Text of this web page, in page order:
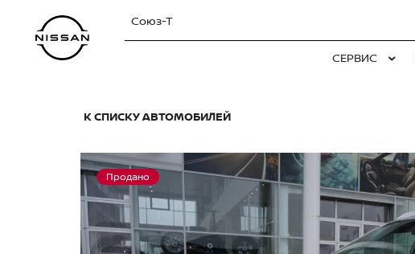
Союз-Т
СЕРВИС
К СПИСКУ АВТОМОБИЛЕЙ
Продано